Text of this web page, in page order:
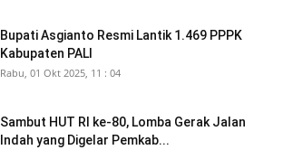
Bupati Asgianto Resmi Lantik 1.469 PPPK
Kabupaten PALI
Rabu, 01 Okt 2025, 11 : 04
Sambut HUT RI ke-80, Lomba Gerak Jalan
Indah yang Digelar Pemkab...